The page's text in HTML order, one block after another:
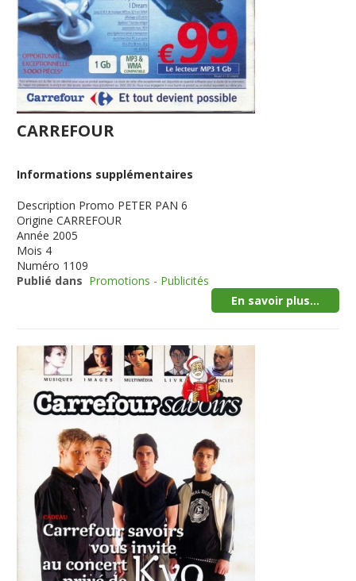
CARREFOUR
Informations supplémentaires
Description Promo PETER PAN 6
Origine CARREFOUR
Année 2005
Mois 4
Numéro 1109
Publié dans Promotions - Publicités
En savoir plus...